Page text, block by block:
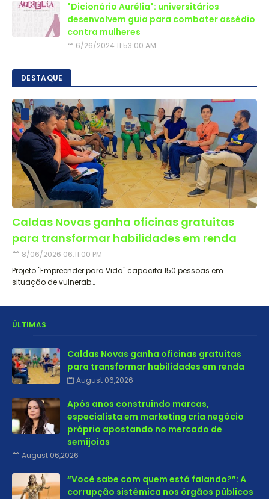
"Dicionário Aurélia": universitários
desenvolvem guia para combater assédio
contra mulheres
6/26/2024 11:53:00 AM
DESTAQUE
Caldas Novas ganha oficinas gratuitas
para transformar habilidades em renda
8/06/2026 06:11:00 PM
Projeto "Empreender para Vida" capacita 150 pessoas em
situação de vulnerab…
ÚLTIMAS
Caldas Novas ganha oficinas gratuitas
para transformar habilidades em renda
August 06,2026
Após anos construindo marcas,
especialista em marketing cria negócio
próprio apostando no mercado de
semijoias
August 06,2026
“Você sabe com quem está falando?”: A
corrupção sistêmica nos órgãos públicos